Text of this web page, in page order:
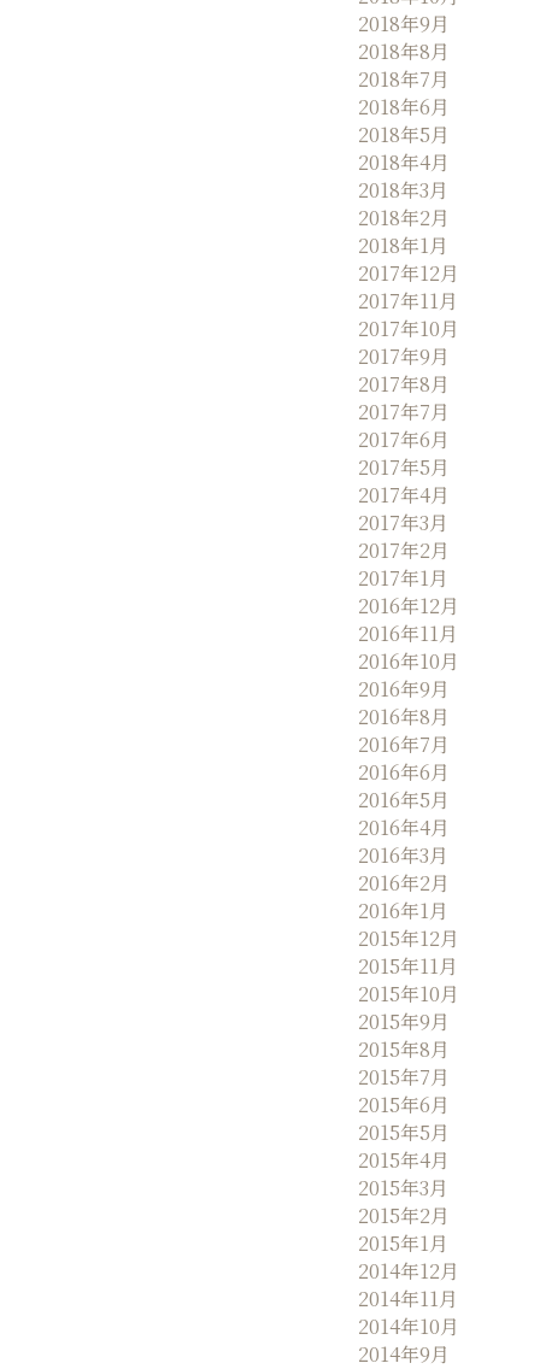
2018年9月
2018年8月
2018年7月
2018年6月
2018年5月
2018年4月
2018年3月
2018年2月
2018年1月
2017年12月
2017年11月
2017年10月
2017年9月
2017年8月
2017年7月
2017年6月
2017年5月
2017年4月
2017年3月
2017年2月
2017年1月
2016年12月
2016年11月
2016年10月
2016年9月
2016年8月
2016年7月
2016年6月
2016年5月
2016年4月
2016年3月
2016年2月
2016年1月
2015年12月
2015年11月
2015年10月
2015年9月
2015年8月
2015年7月
2015年6月
2015年5月
2015年4月
2015年3月
2015年2月
2015年1月
2014年12月
2014年11月
2014年10月
2014年9月